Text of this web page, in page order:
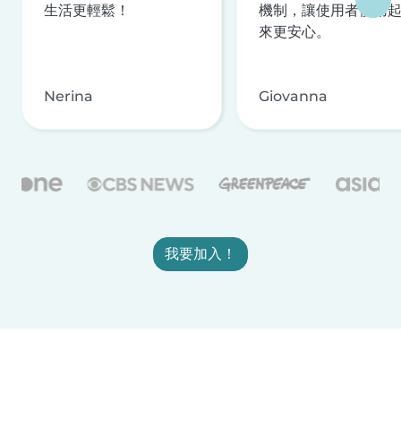
生活更輕鬆！
Nerina
機制，讓使用者使用起
來更安心。
Giovanna
我要加入！